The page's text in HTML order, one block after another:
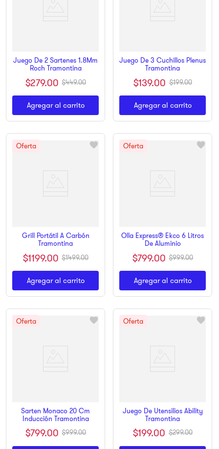
Juego De 2 Sartenes 1.8Mm
Roch Tramontina
$279.00 $449.00
Agregar al carrito
Juego De 3 Cuchillos Plenus
Tramontina
$139.00 $199.00
Agregar al carrito
Grill Portátil A Carbón
Tramontina
$1199.00 $1499.00
Agregar al carrito
Olla Express® Ekco 6 Litros
De Aluminio
$799.00 $999.00
Agregar al carrito
Sarten Monaco 20 Cm
Inducción Tramontina
$799.00 $999.00
Juego De Utensilios Ability
Tramontina
$199.00 $299.00